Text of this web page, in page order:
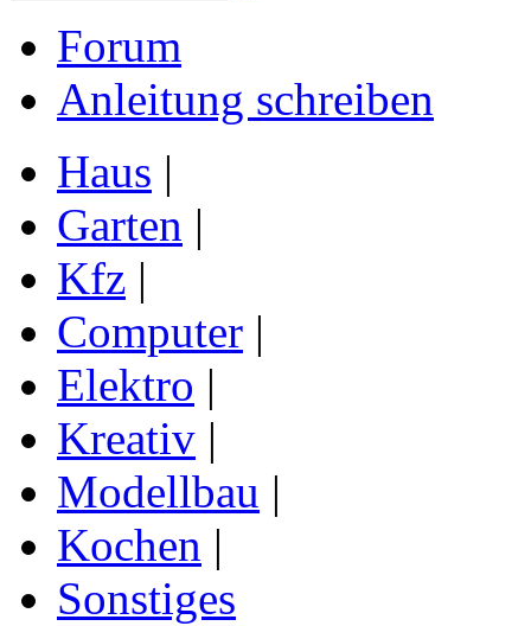
Forum
Anleitung schreiben
Haus |
Garten |
Kfz |
Computer |
Elektro |
Kreativ |
Modellbau |
Kochen |
Sonstiges